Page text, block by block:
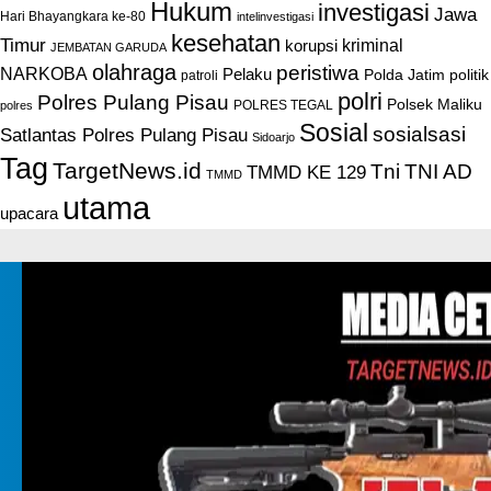
Hari Bhayangkara ke-80 Hukum intelinvestigasi investigasi Jawa
Timur JEMBATAN GARUDA kesehatan korupsi kriminal
NARKOBA olahraga patroli Pelaku peristiwa Polda Jatim politik
polres Polres Pulang Pisau POLRES TEGAL polri Polsek Maliku
Satlantas Polres Pulang Pisau Sidoarjo Sosial sosialsasi
Tag TargetNews.id TMMD TMMD KE 129 Tni TNI AD
upacara utama